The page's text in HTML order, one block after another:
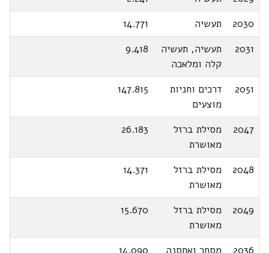
2030
תעשיה
14.771
2031
תעשיה, תעשיה
קלה ומלאכה
9.418
2051
דרכים וחניות
מוצעים
147.815
2047
מסילת ברזל
מאושרת
26.183
2048
מסילת ברזל
מאושרת
14.371
2049
מסילת ברזל
מאושרת
15.670